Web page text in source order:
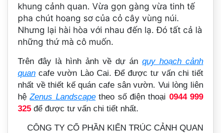
khung cảnh quan. Vừa gọn gàng vừa tinh tế
pha chút hoang sơ của cỏ cây vùng núi.
Nhưng lại hài hòa với nhau đến lạ. Đó tất cả là
những thứ mà cô muốn.
Trên đây là hình ảnh về dự án quy hoạch cảnh
quan cafe vườn Lào Cai. Để được tư vấn chi tiết
nhất về thiết kế quán cafe sân vườn. Vui lòng liên
hệZenus Landscape theo số điện thoại 0944 999
325 để được tư vấn chi tiết nhất.
CÔNG TY CỔ PHẦN KIẾN TRÚC CẢNH QUAN